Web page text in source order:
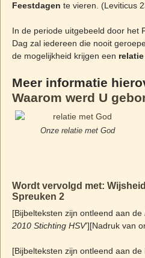
Feestdagen te vieren. (Leviticus
In de periode uitgebeeld door het
Dag zal iedereen die nooit
de mogelijkheid krijgen een
Meer informatie
Waarom werd U
Onze relatie met God
Wordt vervolgd met:
Spreuken 2
[Bijbelteksten zijn ontleend aan de
2010 Stichting HSV’][Nadruk van
[Bijbelteksten zijn ontleend aan